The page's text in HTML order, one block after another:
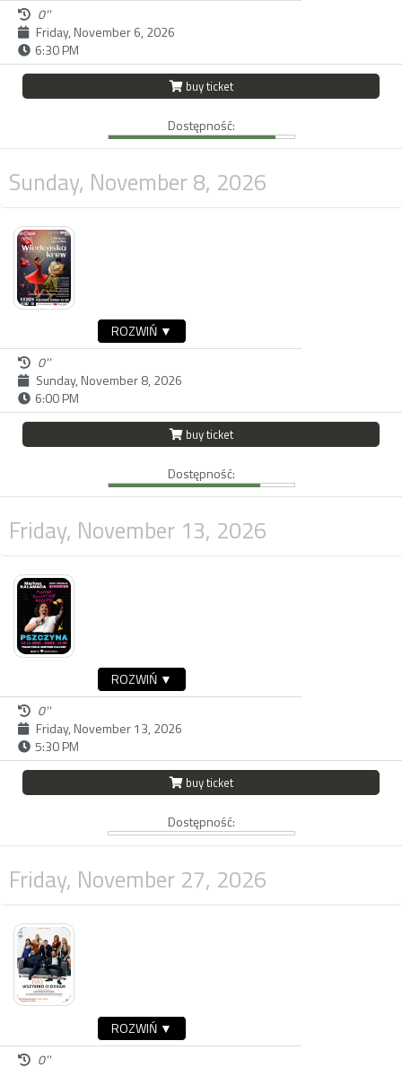
0''
Friday, November 6, 2026
6:30 PM
buy ticket
Dostępność:
Sunday, November 8, 2026
ROZWIŃ ▼
0''
Sunday, November 8, 2026
6:00 PM
buy ticket
Dostępność:
Friday, November 13, 2026
ROZWIŃ ▼
0''
Friday, November 13, 2026
5:30 PM
buy ticket
Dostępność:
Friday, November 27, 2026
ROZWIŃ ▼
0''